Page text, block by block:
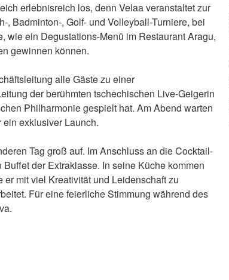
erlebnisreich los, denn Velaa veranstaltet zur
, Badminton-, Golf- und Volleyball-Turniere, bei
wie ein Degustations-Menü im Restaurant Aragu,
gewinnen können.
alle Gäste zu einer
der berühmten tschechischen Live-Geigerin
Philharmonie gespielt hat. Am Abend warten
exklusiver Launch.
Tag groß auf. Im Anschluss an die Cocktail-
der Extraklasse. In seine Küche kommen
mit viel Kreativität und Leidenschaft zu
Für eine feierliche Stimmung während des